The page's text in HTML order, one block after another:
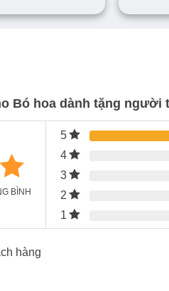
Bó hoa dành tặng người
BÌNH
5
4
3
2
1
hàng